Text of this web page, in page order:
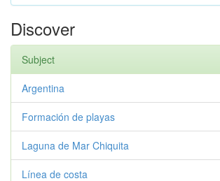
Discover
Subject
Argentina
Formación de playas
Laguna de Mar Chiquita
Línea de costa